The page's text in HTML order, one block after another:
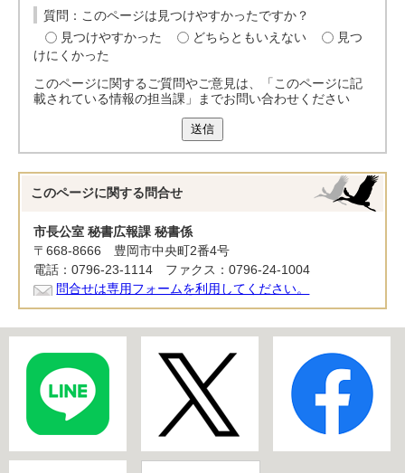
質問：このページは見つけやすかったですか？
見つけやすかった
どちらともいえない
見つ
けにくかった
このページに関するご質問やご意見は、「このページに記
載されている情報の担当課」までお問い合わせください
送信
このページに関する 問合せ
市長公室 秘書広報課 秘書係
〒668-8666 豊岡市中央町2番4号
電話：0796-23-1114 ファクス：0796-24-1004
問合せは専用フォームを利用してください。